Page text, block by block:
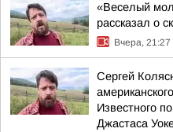
«Веселый
рассказал о
Вчера, 21:27
Сергей
Известного
Джастаса